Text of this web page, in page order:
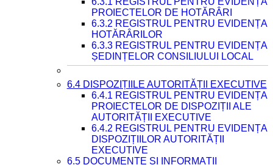
PROIECTELOR DE HOTĂRÂRI
6.3.2 REGISTRUL PENTRU EVIDENȚA
HOTĂRÂRILOR
6.3.3 REGISTRUL PENTRU EVIDENȚA
ȘEDINȚELOR CONSILIULUI LOCAL
6.4 DISPOZIȚIILE AUTORITĂȚII EXECUTIVE
6.4.1 REGISTRUL PENTRU EVIDENȚA
PROIECTELOR DE DISPOZIȚII ALE
AUTORITĂȚII EXECUTIVE
6.4.2 REGISTRUL PENTRU EVIDENȚA
DISPOZIȚIILOR AUTORITĂȚII
EXECUTIVE
6.5 DOCUMENTE ȘI INFORMAȚII